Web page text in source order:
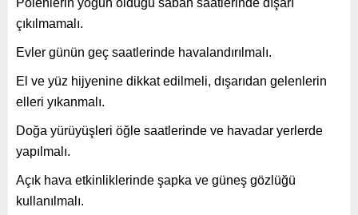
çıkılmamalı.
Evler günün geç saatlerinde havalandırılmalı.
El ve yüz hijyenine dikkat edilmeli, dışarıdan gelenlerin
elleri yıkanmalı.
Doğa yürüyüşleri öğle saatlerinde ve havadar yerlerde
yapılmalı.
Açık hava etkinliklerinde şapka ve güneş gözlüğü
kullanılmalı.